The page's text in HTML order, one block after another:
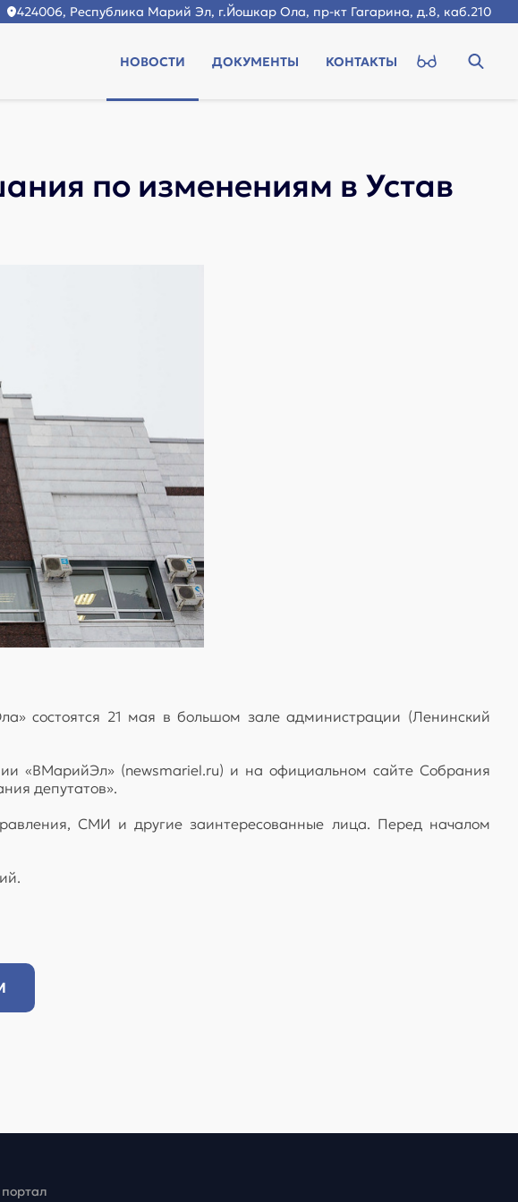
424006, Республика Марий Эл, г.Йошкар Ола, пр-кт Гагарина, д.8, каб.210
НОВОСТИ ДОКУМЕНТЫ КОНТАКТЫ
по изменениям в Устав
состоятся 21 мая в большом зале администрации (Ленинский
«ВМарийЭл» (newsmariel.ru) и на официальном сайте Собрания
депутатов».
СМИ и другие заинтересованные лица. Перед началом